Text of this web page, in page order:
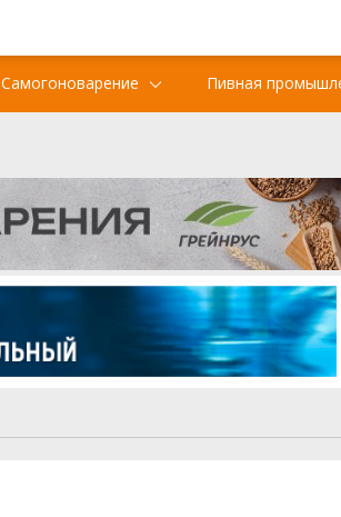
Самогоноварение Пивная